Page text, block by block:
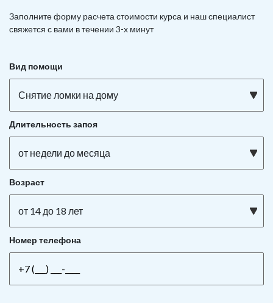
Заполните форму расчета стоимости курса и наш специалист
свяжется с вами в течении 3-х минут
Вид помощи
Снятие ломки на дому
Длительность запоя
от недели до месяца
Возраст
от 14 до 18 лет
Номер телефона